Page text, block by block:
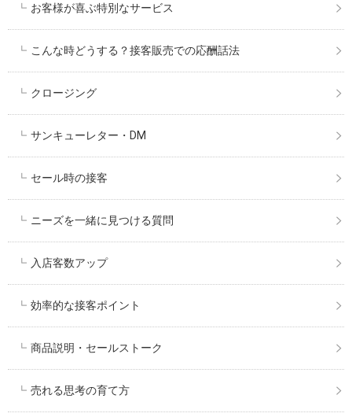
お客様が喜ぶ特別なサービス
こんな時どうする？接客販売での応酬話法
クロージング
サンキューレター・DM
セール時の接客
ニーズを一緒に見つける質問
入店客数アップ
効率的な接客ポイント
商品説明・セールストーク
売れる思考の育て方